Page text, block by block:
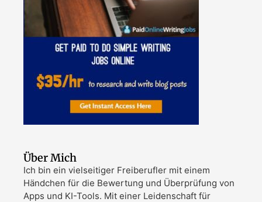
Über Mich
Ich bin ein vielseitiger Freiberufler mit einem
Händchen für die Bewertung und Überprüfung von
Apps und KI-Tools. Mit einer Leidenschaft für